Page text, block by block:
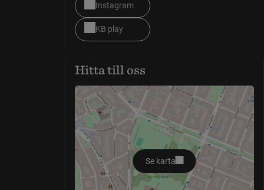
Instagram
KB play
Hitta till oss
Se karta
öppnas i nytt fönster